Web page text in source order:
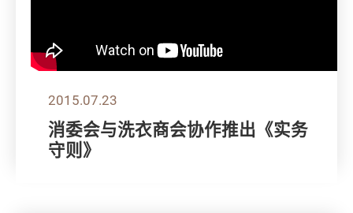
2015.07.23
消委会与洗衣商会协作推出《实务
守则》